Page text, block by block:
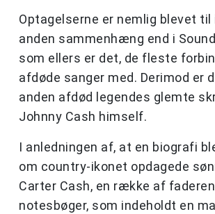
Optagelserne er nemlig blevet til
anden sammenhæng end i
som ellers er det, de fleste
afdøde sanger med. Derimod er
anden afdød legendes glemte
Johnny Cash himself.
I anledningen af, at en biografi
om country-ikonet opdagede
Carter Cash, en række af
notesbøger, som indeholdt en